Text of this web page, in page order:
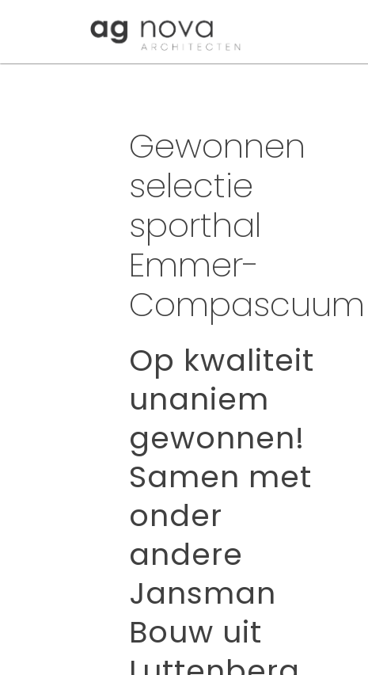
Gewonnen
selectie
sporthal
Emmer-
Compascuum
Op kwaliteit
unaniem
gewonnen!
Samen met
onder
andere
Jansman
Bouw uit